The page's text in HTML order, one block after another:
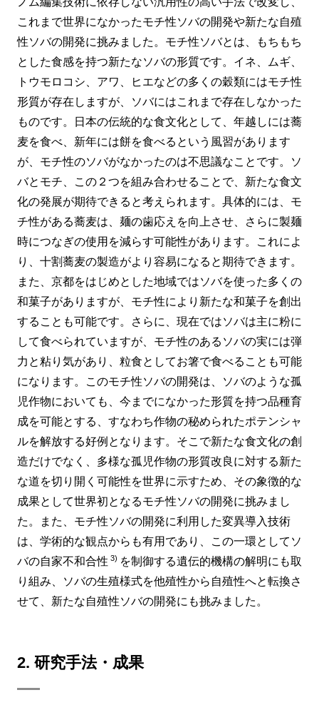
これまで世界になかったモチ性ソバの開発や新たな自殖
性ソバの開発に挑みました。モチ性ソバとは、もちもち
とした食感を持つ新たなソバの形質です。イネ、ムギ、
トウモロコシ、アワ、ヒエなどの多くの穀類にはモチ性
形質が存在しますが、ソバにはこれまで存在しなかった
ものです。日本の伝統的な食文化として、年越しには蕎
麦を食べ、新年には餅を食べるという風習があります
が、モチ性のソバがなかったのは不思議なことです。ソ
バとモチ、この２つを組み合わせることで、新たな食文
化の発展が期待できると考えられます。具体的には、モ
チ性がある蕎麦は、麺の歯応えを向上させ、さらに製麺
時につなぎの使用を減らす可能性があります。これによ
り、十割蕎麦の製造がより容易になると期待できます。
また、京都をはじめとした地域ではソバを使った多くの
和菓子がありますが、モチ性により新たな和菓子を創出
することも可能です。さらに、現在ではソバは主に粉に
して食べられていますが、モチ性のあるソバの実には弾
力と粘り気があり、粒食としてお箸で食べることも可能
になります。このモチ性ソバの開発は、ソバのような孤
児作物においても、今までになかった形質を持つ品種育
成を可能とする、すなわち作物の秘められたポテンシャ
ルを解放する好例となります。そこで新たな食文化の創
造だけでなく、多様な孤児作物の形質改良に対する新た
な道を切り開く可能性を世界に示すため、その象徴的な
成果として世界初となるモチ性ソバの開発に挑みまし
た。また、モチ性ソバの開発に利用した変異導入技術
は、学術的な観点からも有用であり、この一環としてソ
バの自家不和合性 3) を制御する遺伝的機構の解明にも取
り組み、ソバの生殖様式を他殖性から自殖性へと転換さ
せて、新たな自殖性ソバの開発にも挑みました。
2. 研究手法・成果